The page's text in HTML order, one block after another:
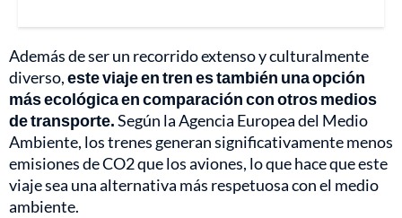
Además de ser un recorrido extenso y culturalmente
diverso,este viaje en tren es también una opción
más ecológica en comparación con otros medios
de transporte.Según la Agencia Europea del Medio
Ambiente, los trenes generan significativamente menos
emisiones de CO2 que los aviones, lo que hace que este
viaje sea una alternativa más respetuosa con el medio
ambiente.